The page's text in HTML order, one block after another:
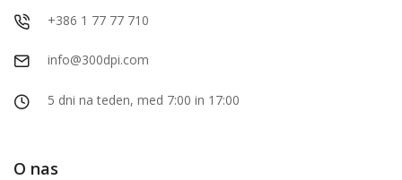
+386 1 77 77 710
info@300dpi.com
5 dni na teden, med 7:00 in 17:00
O nas